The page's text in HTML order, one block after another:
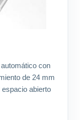
con
de 24 mm
abierto